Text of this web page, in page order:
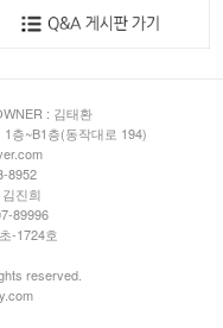
: 김태환
층~B1층(동작대로 194)
8952
진희
89996
-1724호
reserved.